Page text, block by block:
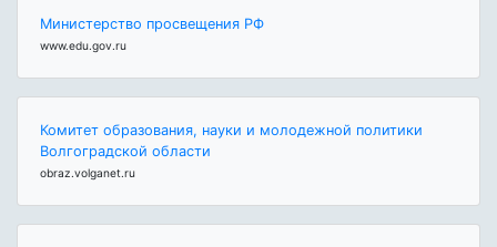
Министерство просвещения РФ
www.edu.gov.ru
Комитет образования, науки и молодежной политики
Волгоградской области
obraz.volganet.ru